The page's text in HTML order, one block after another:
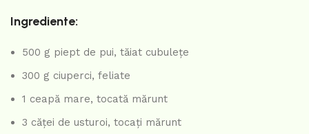
Ingrediente:
500 g piept de pui, tăiat cubulețe
300 g ciuperci, feliate
1 ceapă mare, tocată mărunt
3 căței de usturoi, tocați mărunt